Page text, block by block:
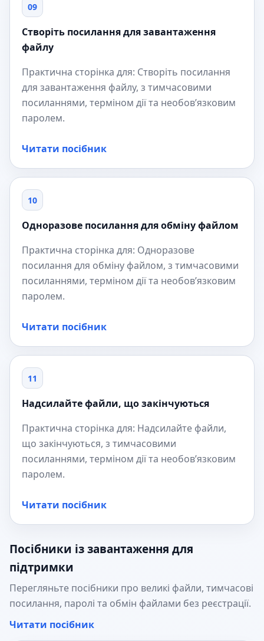
09
Створіть посилання для завантаження
файлу
Практична сторінка для: Створіть посилання
для завантаження файлу, з тимчасовими
посиланнями, терміном дії та необов’язковим
паролем.
Читати посібник
10
Одноразове посилання для обміну файлом
Практична сторінка для: Одноразове
посилання для обміну файлом, з тимчасовими
посиланнями, терміном дії та необов’язковим
паролем.
Читати посібник
11
Надсилайте файли, що закінчуються
Практична сторінка для: Надсилайте файли,
що закінчуються, з тимчасовими
посиланнями, терміном дії та необов’язковим
паролем.
Читати посібник
Посібники із завантаження для
підтримки
Перегляньте посібники про великі файли, тимчасові
посилання, паролі та обмін файлами без реєстрації.
Читати посібник